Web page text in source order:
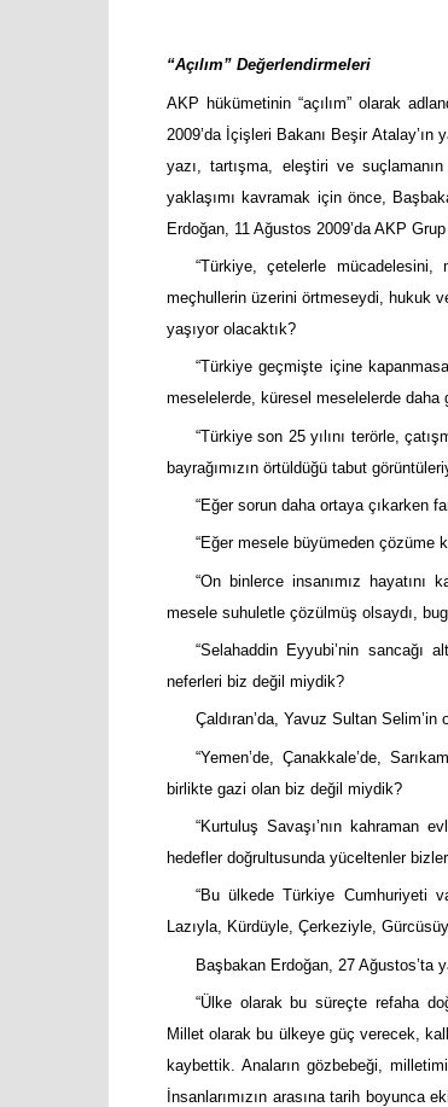
“Açılım” Değerlendirmeleri
AKP hükümetinin “açılım” olarak
2009’da İçişleri Bakanı Beşir Atalay’ın
yazı, tartışma, eleştiri ve
yaklaşımı kavramak için önce,
Erdoğan, 11 Ağustos 2009’da AKP
“Türkiye, çetelerle mücadelesini,
meçhullerin üzerini örtmeseydi, hukuk
yaşıyor olacaktık?
“Türkiye geçmişte içine
meselelerde, küresel meselelerde daha
“Türkiye son 25 yılını terörle,
bayrağımızın örtüldüğü tabut
“Eğer sorun daha ortaya çıkarken
“Eğer mesele büyümeden çözüme
“On binlerce insanımız
mesele suhuletle çözülmüş olsaydı,
“Selahaddin Eyyubi’nin sancağı
neferleri biz değil miydik?
Çaldıran’da, Yavuz Sultan
“Yemen’de, Çanakkale’de,
birlikte gazi olan biz değil miydik?
“Kurtuluş Savaşı’nın kahraman
hedefler doğrultusunda yüceltenler
“Bu ülkede Türkiye Cumhuriyeti
Lazıyla, Kürdüyle, Çerkeziyle,
Başbakan Erdoğan, 27 Ağustos’ta
“Ülke olarak bu süreçte refaha
Millet olarak bu ülkeye güç verecek,
kaybettik. Anaların gözbebeği,
İnsanlarımızın arasına tarih boyunca